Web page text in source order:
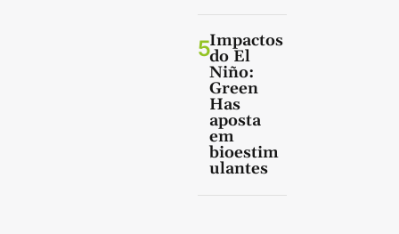
5Impactos
do El
Niño:
Green
Has
aposta
em
bioestim
ulantes